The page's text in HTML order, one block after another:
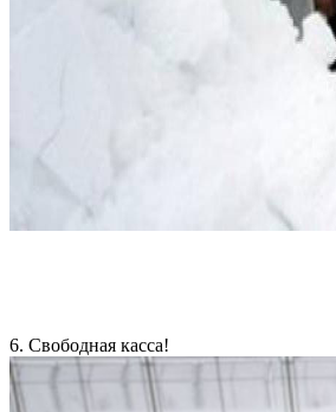
6. Свободная касса!